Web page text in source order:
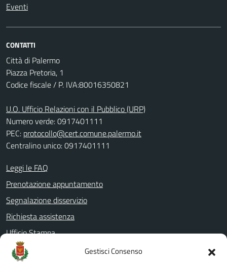
Gestisci Consenso
Eventi
CONTATTI
Città di Palermo
Piazza Pretoria, 1
Codice fiscale / P. IVA:80016350821
U.O. Ufficio Relazioni con il Pubblico (URP)
Numero verde: 0917401111
PEC: protocollo@cert.comune.palermo.it
Centralino unico: 0917401111
Leggi le FAQ
Prenotazione appuntamento
Segnalazione disservizio
Richiesta assistenza
Ufficio Stampa
Amministrazione Trasparente